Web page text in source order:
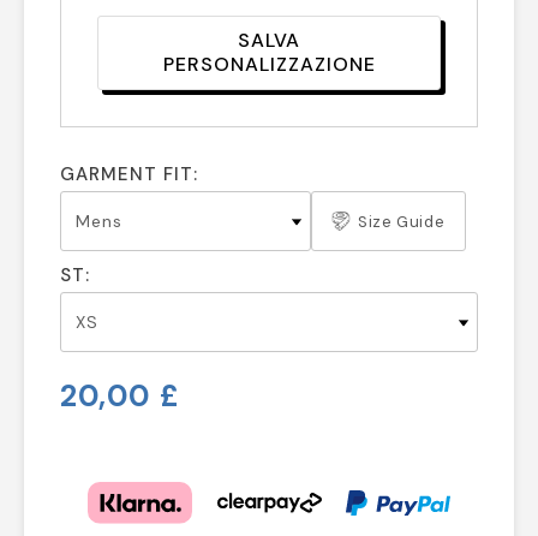
SALVA
PERSONALIZZAZIONE
GARMENT FIT:
Size Guide
ST:
20,00 £